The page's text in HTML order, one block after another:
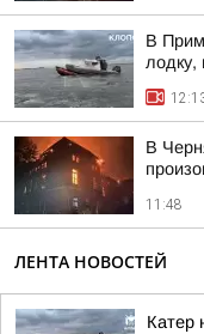
В
лодку,
В
11:48
ЛЕНТА НОВОСТЕЙ
Катер